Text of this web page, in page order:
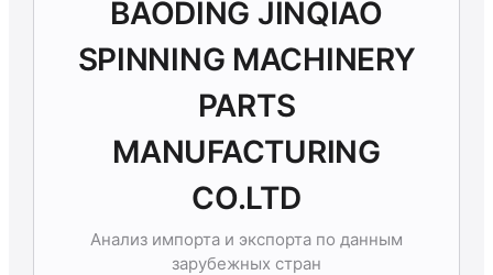
BAODING JINQIAO
SPINNING MACHINERY
PARTS
MANUFACTURING
CO.LTD
Анализ импорта и экспорта по данным
зарубежных стран